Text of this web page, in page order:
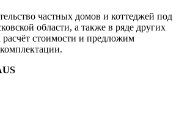
частных домов и коттеджей под
области, а также в ряде других
стоимости и предложим